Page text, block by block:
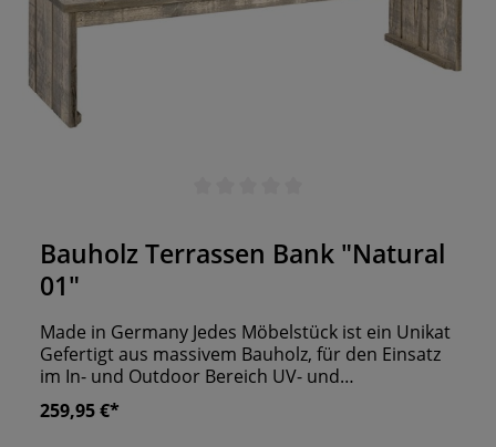
Bauholz Terrassen Bank "Natural
01"
Made in Germany Jedes Möbelstück ist ein Unikat
Gefertigt aus massivem Bauholz, für den Einsatz
im In- und Outdoor Bereich UV- und
Wetterbeständig
259,95 €*